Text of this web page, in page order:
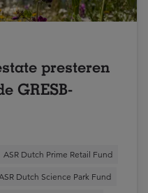
presteren
GRESB-
ASR Dutch Prime Retail Fund
Dutch Science Park Fund